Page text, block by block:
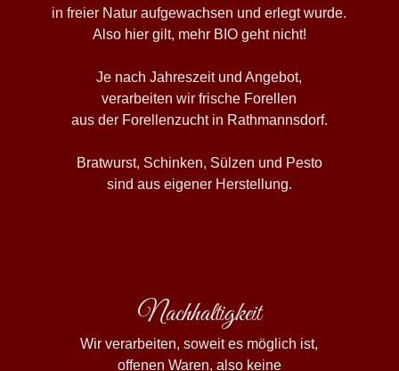
in freier Natur aufgewachsen und erlegt wurde.
Also hier gilt, mehr BIO geht nicht!
Je nach Jahreszeit und Angebot,
verarbeiten wir frische Forellen
aus der Forellenzucht in Rathmannsdorf.
Bratwurst, Schinken, Sülzen und Pesto
sind aus eigener Herstellung.
Nachhaltigkeit
Wir verarbeiten, soweit es möglich ist,
offenen Waren, also keine